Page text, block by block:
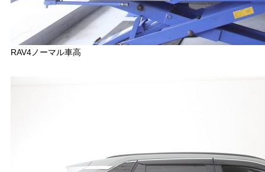
RAV4ノーマル車高